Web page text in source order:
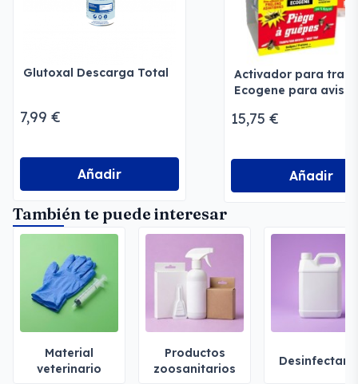
Glutoxal Descarga Total
7,99 €
Añadir
Activador para
Ecogene para
15,75 €
Añadir
También te puede interesar
Material
veterinario
Productos
zoosanitarios